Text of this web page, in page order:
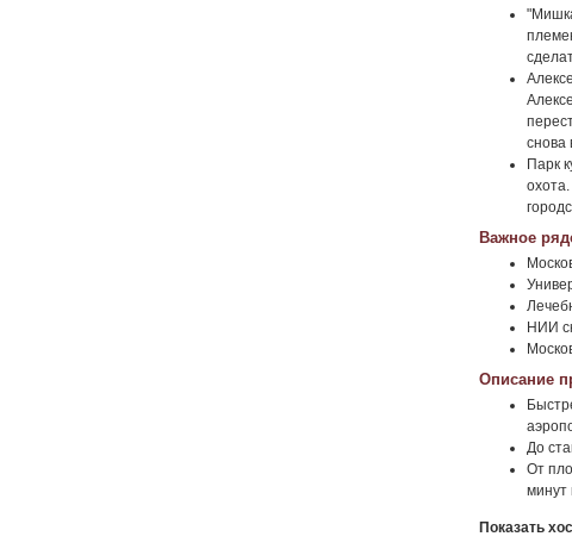
снова
Парк
Важное
НИИ
Описание
До
От
минут
Показать